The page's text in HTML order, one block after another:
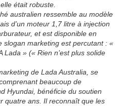
était robuste.
australien ressemble au modèle
d’un moteur 1,7 litre à injection
et est disponible en
slogan marketing est percutant : «
Lada » (« Rien n’est plus solide
de Lada Australia, se
beaucoup de
Hyundai, bénéficie du soutien
quatre ans. Il reconnaît que les